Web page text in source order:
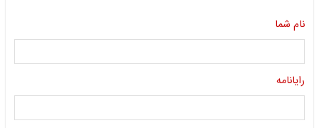
نام شما
رایانامه